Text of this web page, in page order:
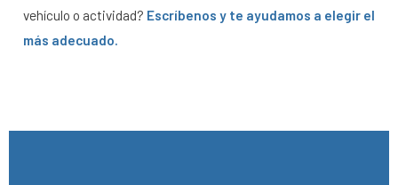
vehículo o actividad? Escríbenos y te ayudamos a elegir el
más adecuado.